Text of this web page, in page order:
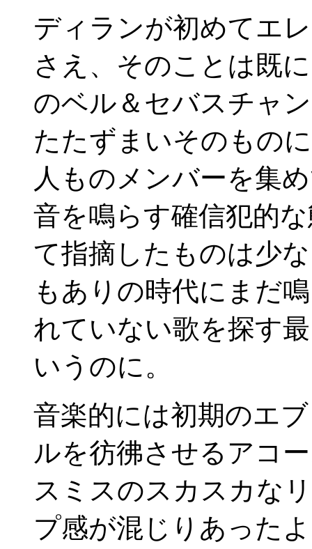
ディランが初めてエ
さえ、そのことは既
のベル＆セバスチャ
たたずまいそのもの
人ものメンバーを集
音を鳴らす確信犯的
て指摘したものは少
もありの時代にまだ
れていない歌を探す
いうのに。
音楽的には初期のエ
ルを彷彿させるアコ
スミスのスカスカな
プ感が混じりあった